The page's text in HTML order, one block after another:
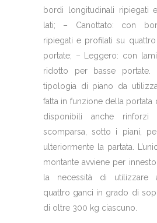
bordi longitudinali ripiegati
lati; – Canottato: con
ripiegati e profilati su
portate; – Leggero: con
ridotto per basse portate.
tipologia di piano da
fatta in funzione della portata
disponibili anche
scomparsa, sotto i piani,
ulteriormente la partata.
montante avviene per
la necessità di utilizzare
quattro ganci in grado di
di oltre 300 kg ciascuno.